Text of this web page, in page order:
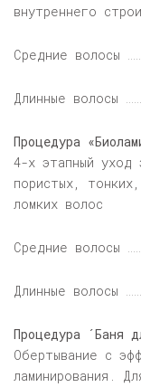
внутреннего
Средние волосы
Длинные волосы
Процедура
4-х этапный уход
пористых,
ломких волос
Средние волосы
Длинные волосы
Процедура ´Баня
Обертывание с
ламинирования.